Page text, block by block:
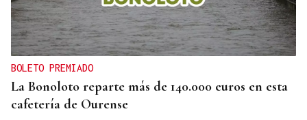
BOLETO PREMIADO
La Bonoloto reparte más de 140.000 euros en esta
cafetería de Ourense